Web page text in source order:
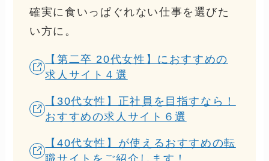
確実に食いっぱぐれない仕事を選びた
い方に。
【第二卒 20代女性】におすすめの
求人サイト４選
【30代女性】正社員を目指すなら！
おすすめの求人サイト６選
【40代女性】が使えるおすすめの転
職サイトをご紹介します！